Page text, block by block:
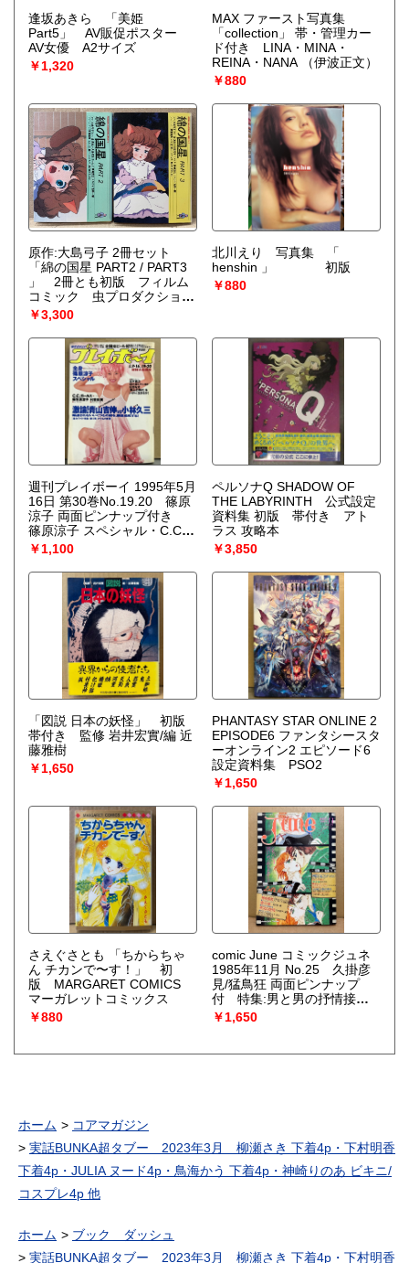
逢坂あきら 「美姫
Part5」 AV販促ポスター
AV女優 A2サイズ
￥1,320
MAX ファースト写真集
「collection」 帯・管理カー
ド付き LINA・MINA・
REINA・NANA
（伊波正文）
￥880
原作:大島弓子 2冊セット
「綿の国星 PART2 / PART3
」 2冊とも初版 フィルム
コミック 虫プロダクショ
ン 双葉社アニメ文庫
ANIMATION LIBRARY 全3
巻中2冊
￥3,300
北川えり 写真集 「
henshin 」 初版
￥880
週刊プレイボーイ 1995年5月
16日 第30巻No.19.20 篠原
涼子 両面ピンナップ付き
篠原涼子 スペシャル・C.C.
ガールズ ビキニ・麻生真宮
子 ヌード・夕樹舞子 ヌー
ド・吉岡ちひろ ヌード・椎
名かずみ ヌード・村田和美
水着・雛形あきこ・特集「激
論！青山吉伸vs小林久三 オ
ウムの終焉」 他
￥1,100
ペルソナQ SHADOW OF
THE LABYRINTH 公式設定
資料集 初版 帯付き アト
ラス 攻略本
￥3,850
「図説 日本の妖怪」 初版
帯付き 監修 岩井宏實/編 近
藤雅樹
￥1,650
PHANTASY STAR ONLINE 2
EPISODE6 ファンタシースタ
ーオンライン2 エピソード6
設定資料集 PSO2
￥1,650
さえぐさとも 「ちからちゃ
ん チカンで〜す！」 初
版 MARGARET COMICS
マーガレットコミックス
￥880
comic June コミックジュネ
1985年11月 No.25 久掛彦
見/猛鳥狂 両面ピンナップ
付 特集:男と男の抒情接
吻 坂田靖子・蔦峰麻利子・
黒川あづさ・鹿野景子・竹宮
ま、危険な愛を超えて 耽美
￥1,650
ホーム
コアマガジン
実話BUNKA超タブー 2023年3月 柳瀬さき 下着4p・下村明香
下着4p・JULIA ヌード4p・鳥海かう 下着4p・神崎りのあ ビキニ/
コスプレ4p 他
ホーム
ブック ダッシュ
実話BUNKA超タブー 2023年3月 柳瀬さき 下着4p・下村明香